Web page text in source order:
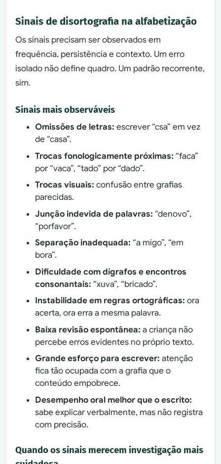
Sinais de disortografia na alfabetização
Os sinais precisam ser observados em
frequência, persistência e contexto. Um erro
isolado não define quadro. Um padrão recorrente,
sim.
Sinais mais observáveis
Omissões de letras: escrever “csa” em vez
de “casa”.
Trocas fonologicamente próximas: “faca”
por “vaca”, “tado” por “dado”.
Trocas visuais: confusão entre grafias
parecidas.
Junção indevida de palavras: “denovo”,
“porfavor”.
Separação inadequada: “a migo”, “em
bora”.
Dificuldade com dígrafos e encontros
consonantais: “xuva”, “bricado”.
Instabilidade em regras ortográficas: ora
acerta, ora erra a mesma palavra.
Baixa revisão espontânea: a criança não
percebe erros evidentes no próprio texto.
Grande esforço para escrever: atenção
fica tão ocupada com a grafia que o
conteúdo empobrece.
Desempenho oral melhor que o escrito:
sabe explicar verbalmente, mas não registra
com precisão.
Quando os sinais merecem investigação mais